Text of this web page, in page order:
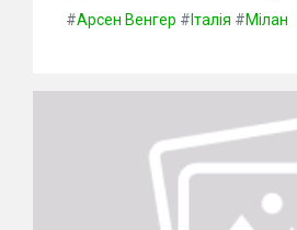
#Арсен Венгер # Італія #Мілан